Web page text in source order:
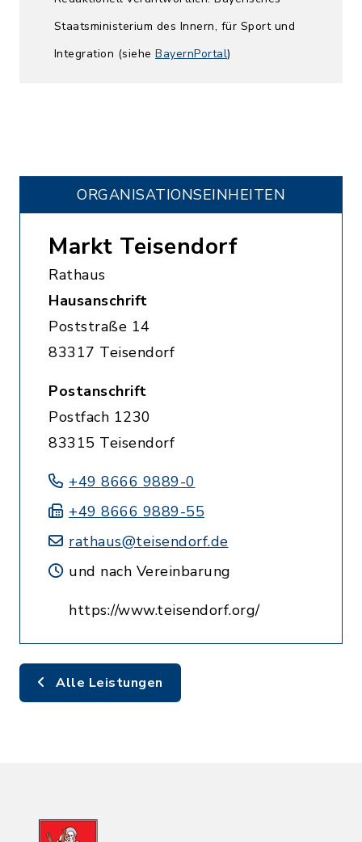
Staatsministerium des Innern, für Sport und
Integration (siehe BayernPortal)
ORGANISATIONS­EINHEITEN
Markt Teisendorf
Rathaus
Hausanschrift
Poststraße 14
83317 Teisendorf
Postanschrift
Postfach 1230
83315 Teisendorf
+49 8666 9889-0
+49 8666 9889-55
rathaus@teisendorf.de
und nach Vereinbarung
https://www.teisendorf.org/
Alle Leistungen